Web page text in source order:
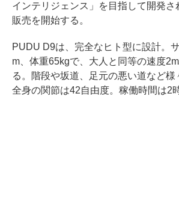
インテリジェンス」を目指して開発さ
販売を開始する。
PUDU D9は、完全なヒト型に設計。
m、体重65kgで、大人と同等の速度
る。階段や坂道、足元の悪い道など様
全身の関節は42自由度。稼働時間は2